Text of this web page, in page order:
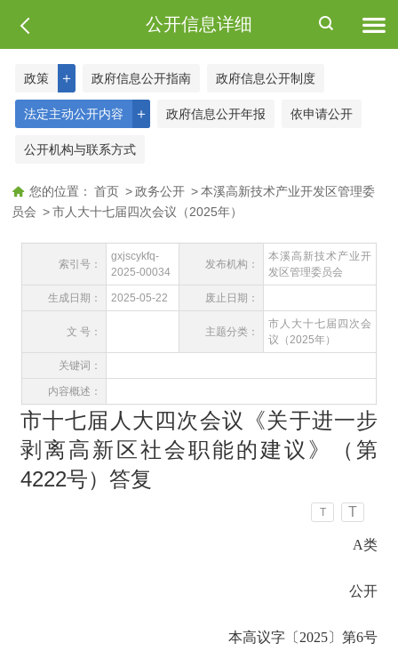
公开信息详细
＋
政策 政府信息公开指南 政府信息公开制度
＋
法定主动公开内容 政府信息公开年报 依申请公开
公开机构与联系方式
您的位置： 首页 > 政务公开 > 本溪高新技术产业开发区管理委
员会 > 市人大十七届四次会议（2025年）
索引号：
gxjscykfq-
2025-00034
发布机构：
本溪高新技术产业开
发区管理委员会
生成日期： 2025-05-22 废止日期：
文 号： 主题分类：
市人大十七届四次会
议（2025年）
关键词：
内容概述：
市十七届人大四次会议《关于进一步
剥离高新区社会职能的建议》（第
4222号）答复
T T
A类
公开
本高议字〔2025〕第6号